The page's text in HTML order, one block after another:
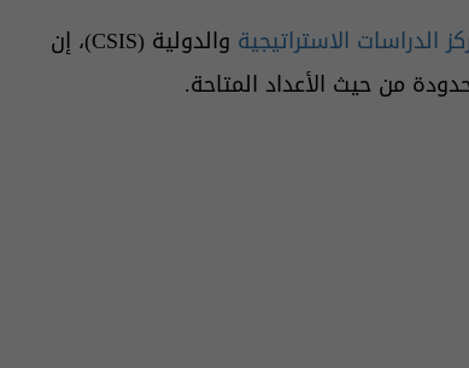
الدراسات الاستراتيجية
والدولية (CSIS)، إن
من حيث الأعداد المتاحة.